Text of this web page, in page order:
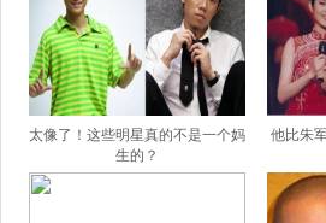
太像了！这些明星真的不是一个妈
生的？
他比朱